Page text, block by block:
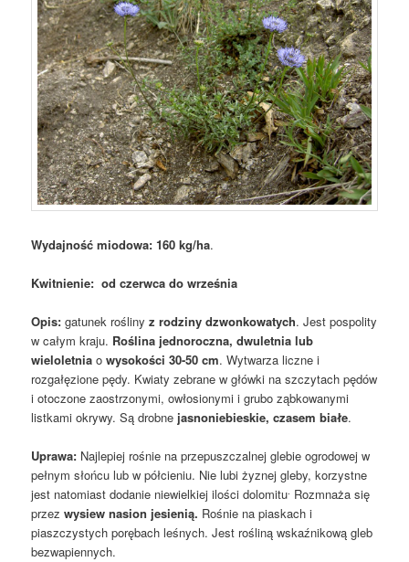
Wydajność miodowa: 160 kg/ha.
Kwitnienie: od czerwca do września
Opis: gatunek roślinyz rodziny dzwonkowatych. Jest pospolity
w całym kraju. Roślina jednoroczna, dwuletnia lub
wieloletnia owysokości 30-50 cm. Wytwarza liczne i
rozgałęzione pędy. Kwiaty zebrane w główki na szczytach pędów
i otoczone zaostrzonymi, owłosionymi i grubo ząbkowanymi
listkami okrywy. Są drobne jasnoniebieskie, czasem białe.
Uprawa: Najlepiej rośnie na przepuszczalnej glebie ogrodowej w
pełnym słońcu lub w półcieniu. Nie lubi żyznej gleby, korzystne
jest natomiast dodanie niewielkiej ilości dolomitu. Rozmnaża się
przezwysiew nasion jesienią. Rośnie na piaskach i
piaszczystych porębach leśnych. Jest rośliną wskaźnikową gleb
bezwapiennych.